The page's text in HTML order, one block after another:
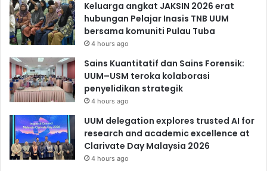
Keluarga angkat JAKSIN 2026 erat
hubungan Pelajar Inasis TNB UUM
bersama komuniti Pulau Tuba
4 hours ago
Sains Kuantitatif dan Sains Forensik:
UUM–USM teroka kolaborasi
penyelidikan strategik
4 hours ago
UUM delegation explores trusted AI for
research and academic excellence at
Clarivate Day Malaysia 2026
4 hours ago